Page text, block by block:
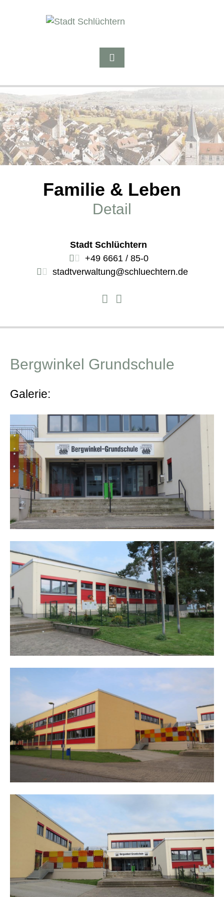
Familie & Leben
Detail
Stadt Schlüchtern
+49 6661 / 85-0
stadtverwaltung@schluechtern.de
Bergwinkel Grundschule
Galerie: